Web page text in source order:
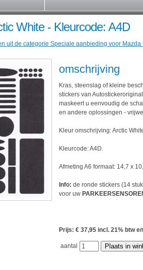
White - Kleurcode: A4D
uit de categorie Speciale aanbieding voor Mazda
omschrijving
Kras, steenslag of kleine
stickers van
maskeert u eenvoudig de
en andere oplossingen -
Kleur omschrijving: Arctic
Kleurcode: A4D.
Afmeting A6 formaat: 14,7 x
Info: de ronde stickers (14
voor uw
Prijs: € 37,95 incl. 21% btw
aantal